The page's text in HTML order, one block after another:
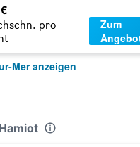
pro
Zum
Mer anzeigen